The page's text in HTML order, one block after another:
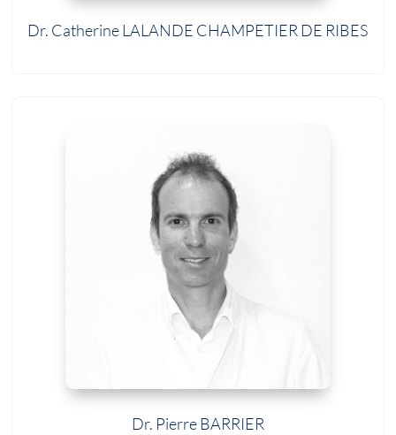
Dr. Catherine LALANDE CHAMPETIER DE RIBES
Dr. Pierre BARRIER